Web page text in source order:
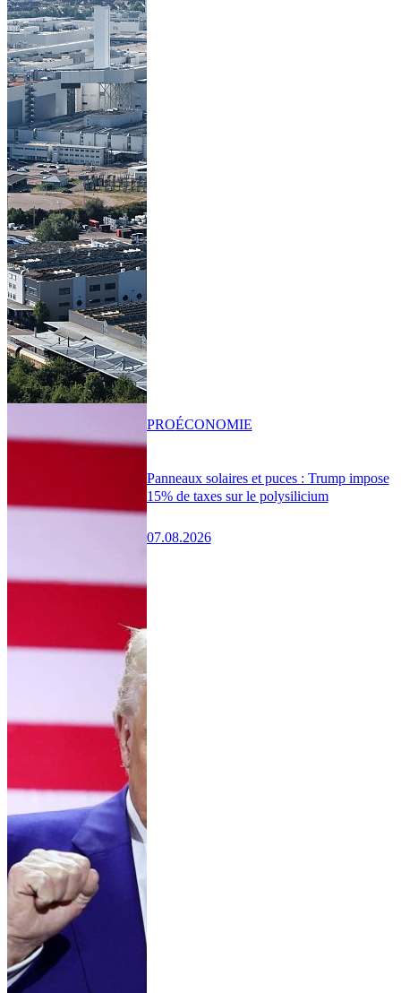
Panneaux solaires et puces : Trump impose
15% de taxes sur le polysilicium
07.08.2026
PROÉCONOMIE